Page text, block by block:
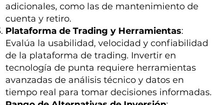
adicionales, como las de mantenimiento de
cuenta y retiro.
Plataforma de Trading y Herramientas:
Evalúa la usabilidad, velocidad y confiabilidad
de la plataforma de trading. Invertir en
tecnología de punta requiere herramientas
avanzadas de análisis técnico y datos en
tiempo real para tomar decisiones informadas.